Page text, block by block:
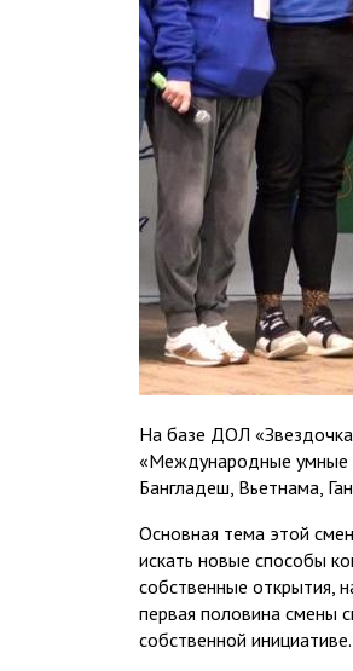
На базе ДОЛ
«Международные умные
Бангладеш, Вьетнама,
Основная тема этой
искать новые способы
собственные открытия,
первая половина смены
собственной инициативе.